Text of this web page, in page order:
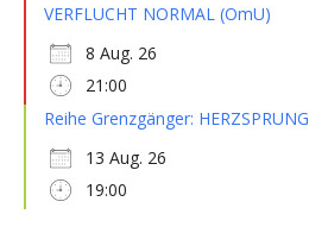
VERFLUCHT NORMAL (OmU)
8 Aug. 26
21:00
Reihe Grenzgänger: HERZSPRUNG
13 Aug. 26
19:00